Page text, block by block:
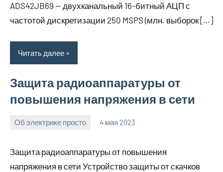
ADS42JB69 — двухканальный 16-битный АЦП с
частотой дискретизации 250 MSPS (млн. выборок […]
Читать далее
Защита радиоаппаратуры от
повышения напряжения в сети
Об электрике просто 4 мая 2023
bike_moskva_
Защита радиоаппаратуры от повышения
напряжения в сети Устройство защиты от скачков